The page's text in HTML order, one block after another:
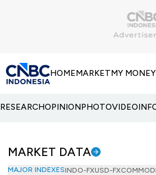
HOMEMARKETMY MONEY
RESEARCHOPINIONPHOTOVIDEO
MARKET DATA
MAJOR INDEXESINDO-FXUSD-FX